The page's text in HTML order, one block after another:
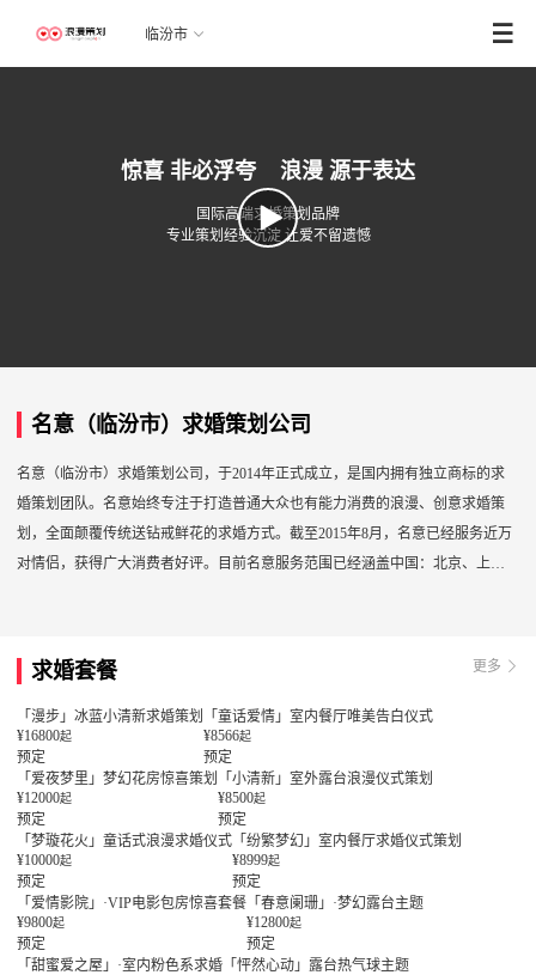
临汾市
惊喜 非必浮夸 浪漫 源于表达
国际高端求婚策划品牌
专业策划经验沉淀 让爱不留遗憾
名意（临汾市）求婚策划公司
名意（临汾市）求婚策划公司，于2014年正式成立，是国内拥有独立商标的求
婚策划团队。名意始终专注于打造普通大众也有能力消费的浪漫、创意求婚策
划，全面颠覆传统送钻戒鲜花的求婚方式。截至2015年8月，名意已经服务近万
对情侣，获得广大消费者好评。目前名意服务范围已经涵盖中国：北京、上
求婚套餐 更多
「漫步」冰蓝小清新求婚策划
¥16800起
预定
「童话爱情」室内餐厅唯美告白仪式
¥8566起
预定
「爱夜梦里」梦幻花房惊喜策划
¥12000起
预定
「小清新」室外露台浪漫仪式策划
¥8500起
预定
「梦璇花火」童话式浪漫求婚仪式
¥10000起
预定
「纷繁梦幻」室内餐厅求婚仪式策划
¥8999起
预定
「爱情影院」·VIP电影包房惊喜套餐
¥9800起
预定
「春意阑珊」·梦幻露台主题
¥12800起
预定
「甜蜜爱之屋」·室内粉色系求婚 「怦然心动」露台热气球主题